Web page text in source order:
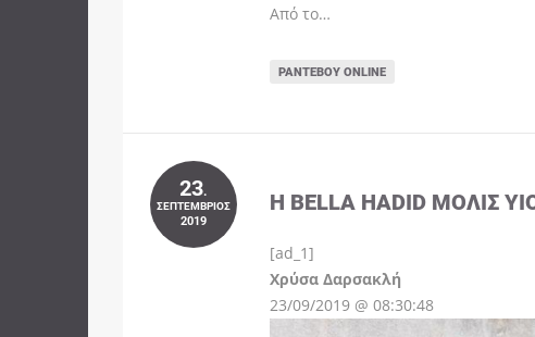
Από το…
ΡΑΝΤΕΒΟΎ ONLINE
23.
ΣΕΠΤΈΜΒΡΙΟΣ
2019
Η BELLA HADID ΜΌΛΙΣ
[ad_1]
Χρύσα ΔαρσακλήInstagram
23/09/2019 @ 08:30:48